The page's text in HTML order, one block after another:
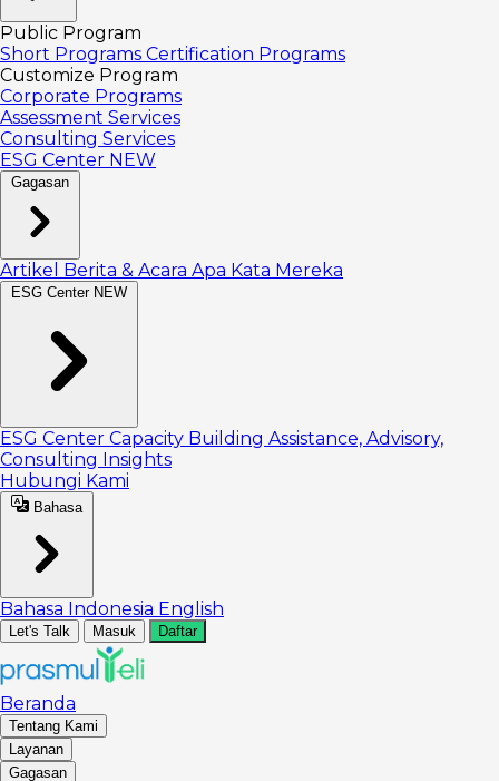
Public Program
Short Programs Certification Programs
Customize Program
Corporate Programs
Assessment Services
Consulting Services
ESG Center NEW
Gagasan
Artikel Berita & Acara Apa Kata Mereka
ESG Center NEW
ESG Center Capacity Building Assistance, Advisory,
Consulting Insights
Hubungi Kami
Bahasa
Bahasa Indonesia English
Let's Talk Masuk Daftar
Beranda
Tentang Kami
Layanan
Gagasan